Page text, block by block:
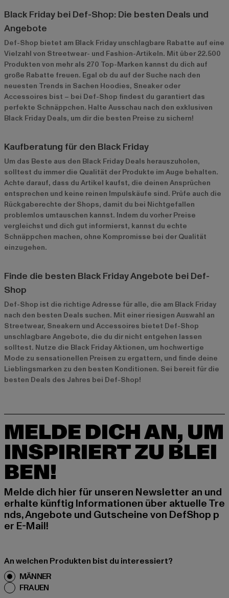
Black Friday bei Def-Shop: Die besten Deals und
Angebote
Def-Shop bietet am Black Friday unschlagbare Rabatte auf eine
Vielzahl von Streetwear- und Fashion-Artikeln. Mit über 22.500
Produkten von mehr als 270 Top-Marken kannst du dich auf
große Rabatte freuen. Egal ob du auf der Suche nach den
neuesten Trends in Sachen Hoodies, Sneaker oder
Accessoires bist – bei Def-Shop findest du garantiert das
perfekte Schnäppchen. Halte Ausschau nach den exklusiven
Black Friday Deals, um dir die besten Preise zu sichern!
Kaufberatung für den Black Friday
Um das Beste aus den Black Friday Deals herauszuholen,
solltest du immer die Qualität der Produkte im Auge behalten.
Achte darauf, dass du Artikel kaufst, die deinen Ansprüchen
entsprechen und keine reinen Impulskäufe sind. Prüfe auch die
Rückgaberechte der Shops, damit du bei Nichtgefallen
problemlos umtauschen kannst. Indem du vorher Preise
vergleichst und dich gut informierst, kannst du echte
Schnäppchen machen, ohne Kompromisse bei der Qualität
einzugehen.
Finde die besten Black Friday Angebote bei Def-
Shop
Def-Shop ist die richtige Adresse für alle, die am Black Friday
nach den besten Deals suchen. Mit einer riesigen Auswahl an
Streetwear, Sneakern und Accessoires bietet Def-Shop
unschlagbare Angebote, die du dir nicht entgehen lassen
solltest. Nutze die Black Friday Aktionen, um hochwertige
Mode zu sensationellen Preisen zu ergattern, und finde deine
Lieblingsmarken zu den besten Konditionen. Sei bereit für die
besten Deals des Jahres bei Def-Shop!
MELDE DICH AN, UM
INSPIRIERT ZU BLEI
BEN!
Melde dich hier für unseren Newsletter an und
erhalte künftig Informationen über aktuelle Tre
nds, Angebote und Gutscheine von DefShop p
er E-Mail!
An welchen Produkten bist du interessiert?
MÄNNER
FRAUEN